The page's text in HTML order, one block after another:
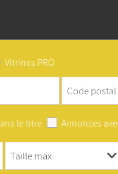
Vitrines PRO
le titre Annonces